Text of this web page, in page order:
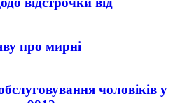
про мирні
чоловіків у